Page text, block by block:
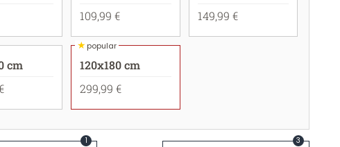
109,99 €
149,99 €
cm
★popular
120x180 cm
299,99 €
1 3